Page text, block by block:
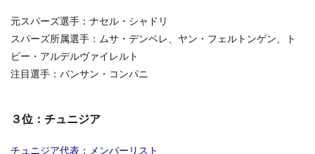
セネ
ガル
3.3
３
ド
元スパーズ選手：ナセル・シャドリ
スパーズ所属選手：ムサ・デンベレ、ヤン・フェルトンゲン、ト
ビー・アルデルヴァイレルト
注目選手：バンサン・コンパニ
３位：チュニジア
チュニジア代表：メンバーリスト